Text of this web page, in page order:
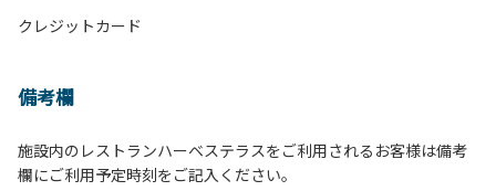
クレジットカード
備考欄
施設内のレストランハーベステラスをご利用されるお客様は備考
欄にご利用予定時刻をご記入ください。